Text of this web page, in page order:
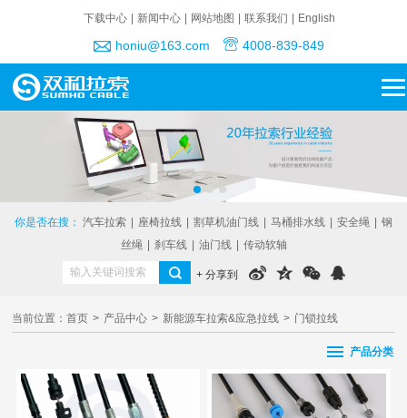
下载中心 新闻中心 网站地图 联系我们 English
honiu@163.com 4008-839-849
你是否在搜： 汽车拉索 座椅拉线 割草机油门线 马桶排水线 安全绳
钢
丝绳
刹车线 油门线 传动软轴
+ 分享到
当前位置：首页 > 产品中心 > 新能源车拉索&应急拉线 > 门锁拉线
产品分类